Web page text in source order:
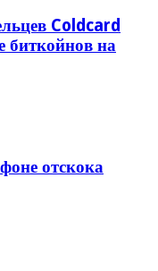
Coldcard
биткойнов на
отскока